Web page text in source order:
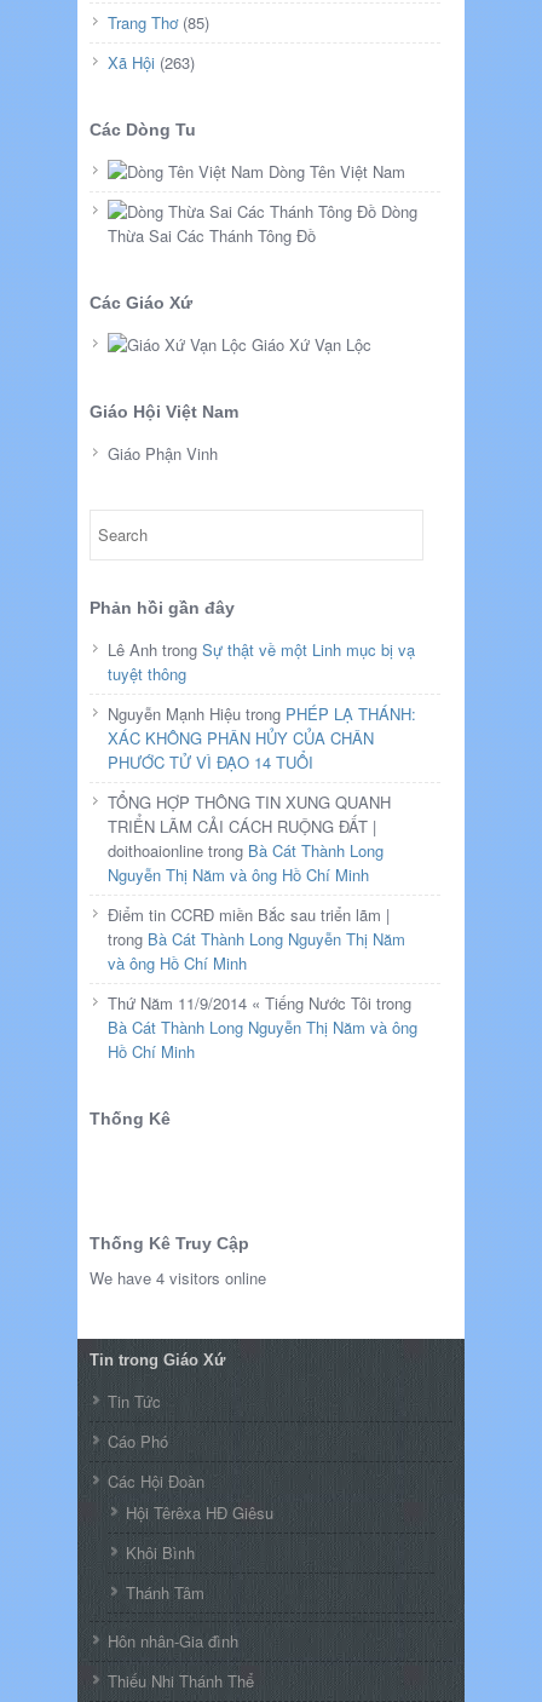
Trang Thơ(85)
Xã Hội (263)
Các Dòng Tu
Dòng Tên Việt Nam
Dòng
Thừa Sai Các Thánh Tông Đồ
Các Giáo Xứ
Giáo Xứ Vạn Lộc
Giáo Hội Việt Nam
Giáo Phận Vinh
Phản hồi gần đây
Lê Anh trong Sự thật về một Linh mục bị vạ
tuyệt thông
Nguyễn Mạnh Hiệu trong PHÉP LẠ THÁNH:
XÁC KHÔNG PHÂN HỦY CỦA CHÂN
PHƯỚC TỬ VÌ ĐẠO 14 TUỔI
TỔNG HỢP THÔNG TIN XUNG QUANH
TRIỂN LÃM CẢI CÁCH RUỘNG ĐẤT |
doithoaionline trong Bà Cát Thành Long
Nguyễn Thị Năm và ông Hồ Chí Minh
Điểm tin CCRĐ miền Bắc sau triển lãm |
trong Bà Cát Thành Long Nguyễn Thị Năm
và ông Hồ Chí Minh
Thứ Năm 11/9/2014 « Tiếng Nước Tôi trong
Bà Cát Thành Long Nguyễn Thị Năm và ông
Hồ Chí Minh
Thống Kê
Thống Kê Truy Cập
We have 4 visitors online
Tin trong Giáo Xứ
Tin Tức
Cáo Phó
Các Hội Đoàn
Hội Têrêxa HĐ Giêsu
Khôi Bình
Thánh Tâm
Hôn nhân-Gia đình
Thiếu Nhi Thánh Thể